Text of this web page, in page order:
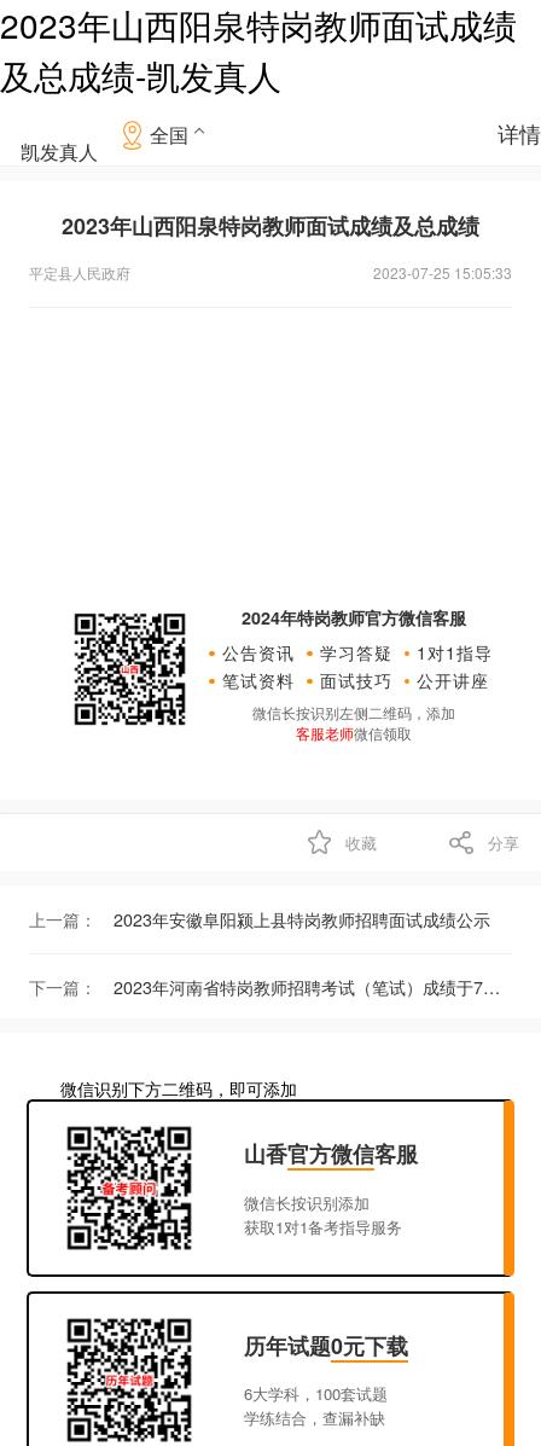
2023年山西阳泉特岗教师面试成绩
及总成绩-凯发真人
凯发真人
全国 详情
2023年山西阳泉特岗教师面试成绩及总成绩
平定县人民政府 2023-07-25 15:05:33
2024年特岗教师官方微信客服
公告资讯
学习答疑
1对1指导
笔试资料
面试技巧 公开讲座
微信长按识别左侧二维码，添加
客服老师微信领取
收藏 分享
上一篇： 2023年安徽阜阳颍上县特岗教师招聘面试成绩公示
下一篇： 2023年河南省特岗教师招聘考试（笔试）成绩于7月25日发布
微信识别下方二维码，即可添加
山香官方微信客服
微信长按识别添加
获取1对1备考指导服务
历年试题0元下载
6大学科，100套试题
学练结合，查漏补缺